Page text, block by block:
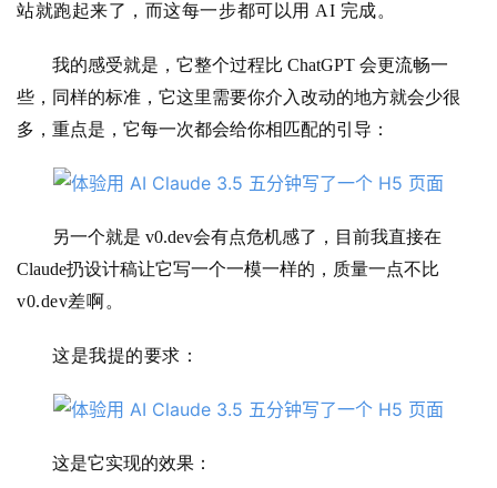
业
/
教
程
登录 注册
站就跑起来了，而这每一步都可以用 AI 完成。
我的感受就是，它整个过程比 ChatGPT 会更流畅一
些，同样的标准，它这里需要你介入改动的地方就会少很
多，重点是，它每一次都会给你相匹配的引导：
另一个就是 v0.dev会有点危机感了，目前我直接在
Claude扔设计稿让它写一个一模一样的，质量一点不比
v0.dev差啊。
这是我提的要求：
这是它实现的效果：